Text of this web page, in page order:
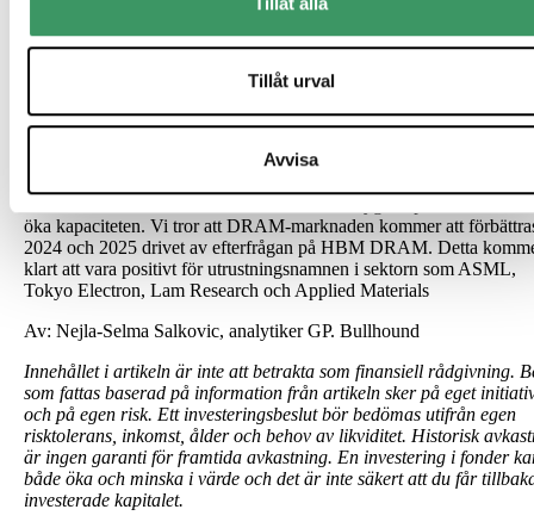
Tillåt urval
Avvisa
syn, detta är förmodligen bara det första steget av Indien för att bli
mindre beroende av halvledarimporter. Att bygga sin
egen försörjningskedja kommer att kosta mycket mer pengar i
subventioner för att lyckas. Goda nyheter för
• AI-minne
öka kapaciteten. Vi tror att DRAM-marknaden kommer att
2024 och 2025 drivet av efterfrågan på HBM DRAM. Detta
klart att vara positivt för utrustningsnamnen i sektorn som ASML,
Tokyo Electron, Lam Research och Applied Materials
Av: Nejla-Selma Salkovic, analytiker GP. Bullhound
Innehållet i artikeln är inte att betrakta som finansiell rådgivning.
som fattas baserad på information från artikeln sker på eget
och på egen risk. Ett investeringsbeslut bör bedömas utifrån egen
risktolerans, inkomst, ålder och behov av likviditet. Historisk
är ingen garanti för framtida avkastning. En investering i fonder
både öka och minska i värde och det är inte säkert att du får
investerade kapitalet.